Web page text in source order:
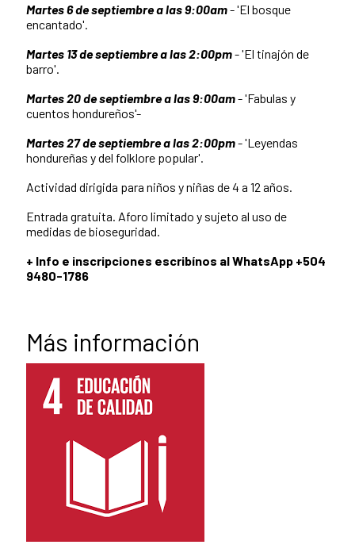
Martes 6 de septiembre a las 9:00am- 'El bosque
encantado'.
Martes 13 de septiembre a las 2:00pm- 'El tinajón de
barro'.
Martes 20 de septiembre a las 9:00am- 'Fabulas y
cuentos hondureños'-
Martes 27 de septiembre a las 2:00pm- 'Leyendas
hondureñas y del folklore popular'.
Actividad dirigida para niños y niñas de 4 a 12 años.
Entrada gratuita. Aforo limitado y sujeto al uso de
medidas de bioseguridad.
+ Info e inscripciones escribínos al WhatsApp +504
9480-1786
Más información